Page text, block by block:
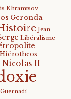
Khramtsov
Geronda
Jean
Libéralisme
Nicolas II